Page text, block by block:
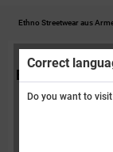
Ethno Streetwear aus
Ethno
21.09.15 15:30
Correct
Do you want to